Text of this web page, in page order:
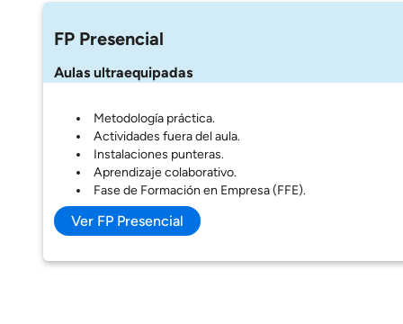
FP Presencial
Aulas ultraequipadas
Metodología práctica.
Actividades fuera del aula.
Instalaciones punteras.
Aprendizaje colaborativo.
Fase de Formación en Empresa (FFE).
Ver FP Presencial